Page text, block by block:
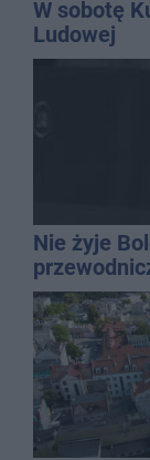
W sobotę
Ludowej
Nie żyje
dyrektor